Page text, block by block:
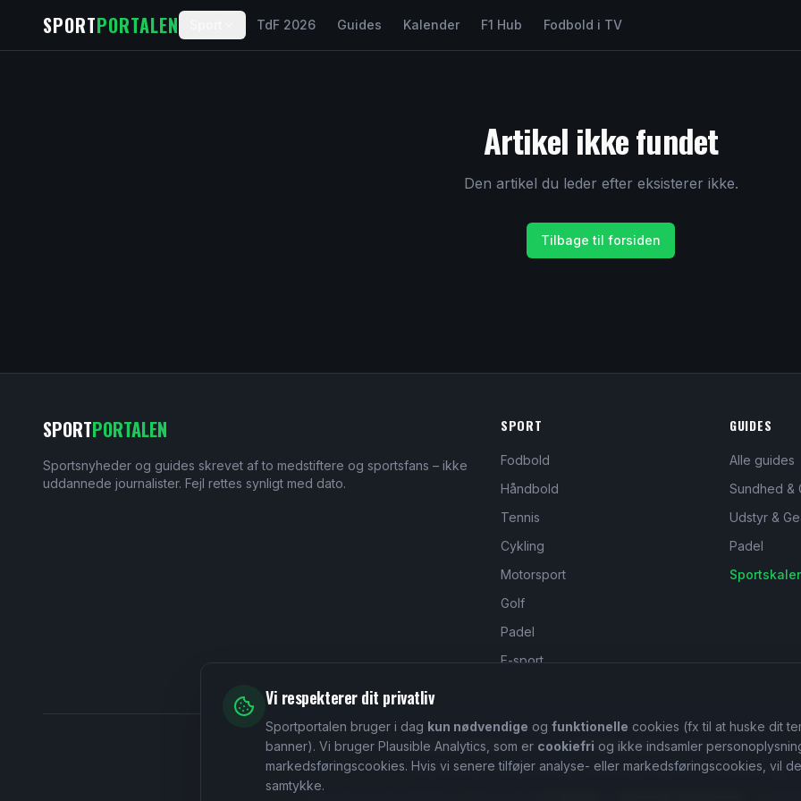
SPORTPORTALEN TdF 2026 Guides Kalender F1 Hub Fodbold i TV
Artikel ikke fundet
Den artikel du leder efter eksisterer ikke.
Tilbage til forsiden
SPORTPORTALEN
Sportsnyheder og guides skrevet af to medstiftere og sportsfans – ikke
uddannede journalister. Fejl rettes synligt med dato.
SPORT
Fodbold
Håndbold
Tennis
Cykling
Motorsport
Golf
Padel
E-sport
GUIDES
Alle guides
Sundhed &
Udstyr &
Padel
Sportportalenudgives af Affilyflow ApS· info@affilyflow.com
Affilyflow ApS · CVR 46325389 · Hovedvagtsstræde 2 C, 3000 Helsingør
Vi respekterer dit privatliv
Sportportalen bruger i dag kun nødvendige og funktionelle cookies (fx til at huske dit
banner). Vi bruger Plausible Analytics, som er cookiefri og ikke indsamler
markedsføringscookies. Hvis vi senere tilføjer analyse- eller markedsføringscookies, vil
samtykke.